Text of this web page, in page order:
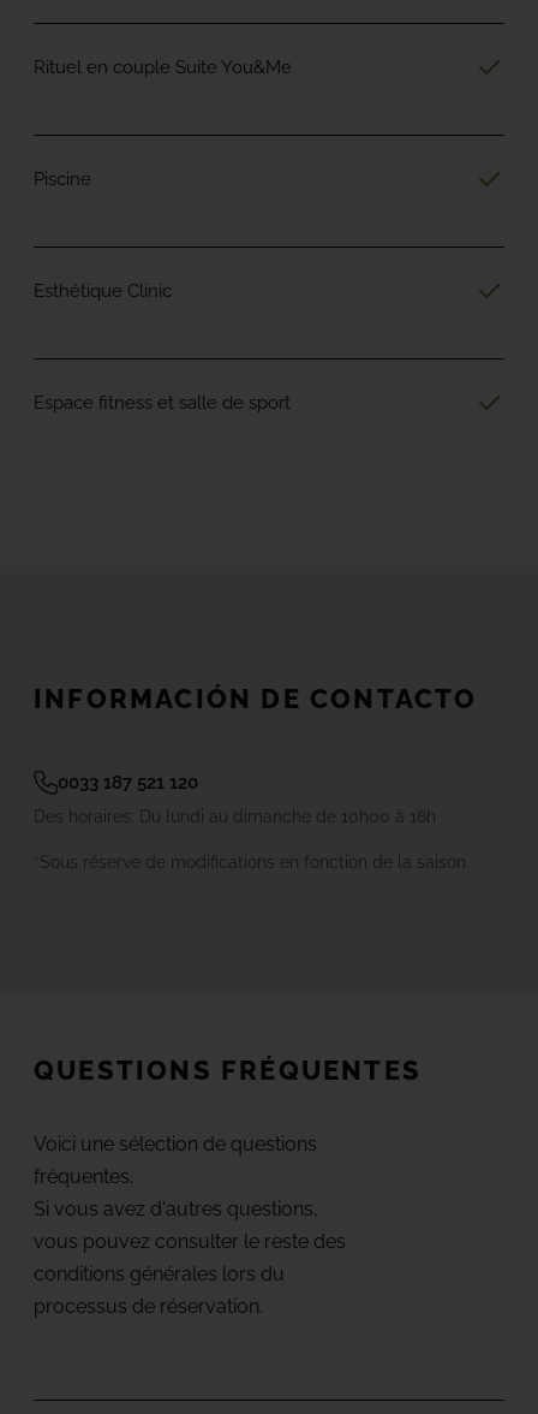
Rituel en couple Suite You&Me
Piscine
Esthétique Clinic
Espace fitness et salle de sport
INFORMACIÓN DE CONTACTO
0033 187 521 120
Des horaires; Du lundi au dimanche de 10h00 à 18h
*Sous réserve de modifications en fonction de la saison.
QUESTIONS FRÉQUENTES
Voici une sélection de questions
fréquentes.
Si vous avez d'autres questions,
vous pouvez consulter le reste des
conditions générales lors du
processus de réservation.